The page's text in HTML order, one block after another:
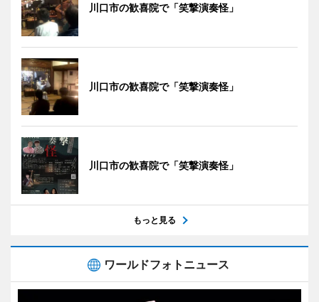
川口市の歓喜院で「笑撃演奏怪」
川口市の歓喜院で「笑撃演奏怪」
川口市の歓喜院で「笑撃演奏怪」
もっと見る
ワールドフォトニュース